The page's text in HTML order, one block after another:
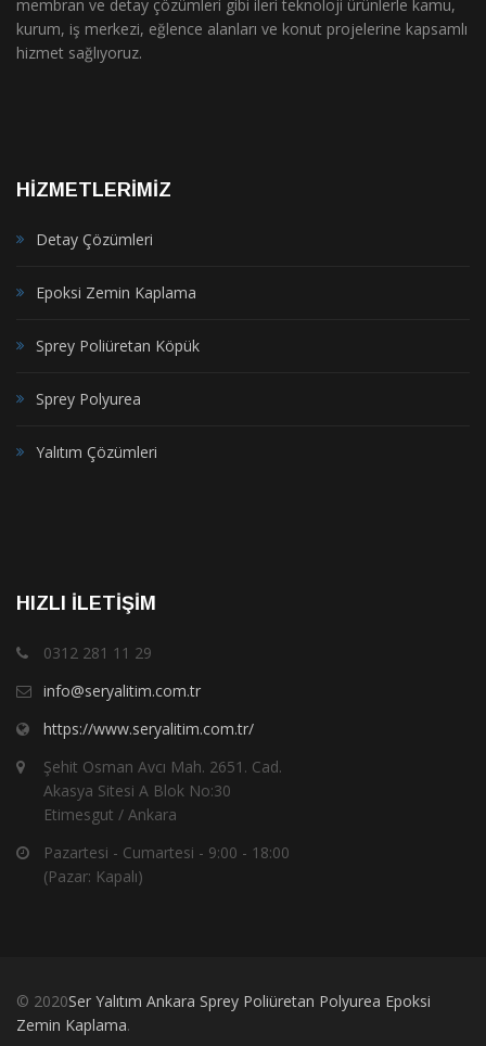
membran ve detay çözümleri gibi ileri teknoloji ürünlerle kamu,
kurum, iş merkezi, eğlence alanları ve konut projelerine kapsamlı
hizmet sağlıyoruz.
HİZMETLERİMİZ
Detay Çözümleri
Epoksi Zemin Kaplama
Sprey Poliüretan Köpük
Sprey Polyurea
Yalıtım Çözümleri
HIZLI İLETIŞIM
0312 281 11 29
info@seryalitim.com.tr
https://www.seryalitim.com.tr/
Şehit Osman Avcı Mah. 2651. Cad.
Akasya Sitesi A Blok No:30
Etimesgut / Ankara
Pazartesi - Cumartesi - 9:00 - 18:00
(Pazar: Kapalı)
© 2020Ser Yalıtım Ankara Sprey Poliüretan Polyurea Epoksi
Zemin Kaplama.